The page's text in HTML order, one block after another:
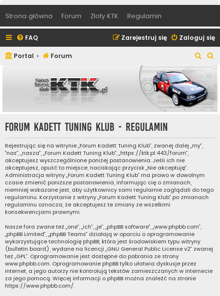
Strona główna Forum Zloty KTK Regulamin
FAQ Zaloguj się
Zarejestruj się
Portal Forum
z
u
k
z
u
k
a
Forum Kadett Tuning Klub - Regulamin
Rejestrując się na witrynie „Forum Kadett Tuning Klub”, zwanej dalej „my”,
”nas”, „nasza”, „Forum Kadett Tuning Klub”, „https://ktk.pl:443/forum”,
akceptujesz wyszczególnione poniżej postanowienia. Jeśli ich nie
akceptujesz, opuść to miejsce, naciskając przycisk „Nie akceptuję”.
Administracja witryny „Forum Kadett Tuning Klub” ma prawo w dowolnym
czasie zmienić poniższe postanowienia, informując cię o zmianach,
niemniej wskazane jest, aby użytkownicy sami regularnie zaglądali do tego
regulaminu. Korzystanie z witryny „Forum Kadett Tuning Klub” po zmianach
regulaminu oznacza, że akceptujesz te zmiany ze wszelkimi
konsekwencjami prawnymi.
Nasze fora zwane też „one”, „ich”, „je”, „phpBB software”, „www.phpbb.com”,
„phpBB Limited”, „phpBB Teams” działają w oparciu o oprogramowanie
wykorzystujące technologię phpBB, która jest środowiskiem typu witryny
(bulletin board), wydane na licencji „GNU General Public License v2” zwanej
też „GPL”. Oprogramowanie jest dostępne do pobrania ze strony
www.phpbb.com. Oprogramowanie phpBB tylko ułatwia dyskusje przez
internet, a jego autorzy nie kontrolują tekstów zamieszczanych w internecie
za jego pomocą. Więcej informacji o phpBB można znaleźć na stronie
https://www.phpbb.com/.